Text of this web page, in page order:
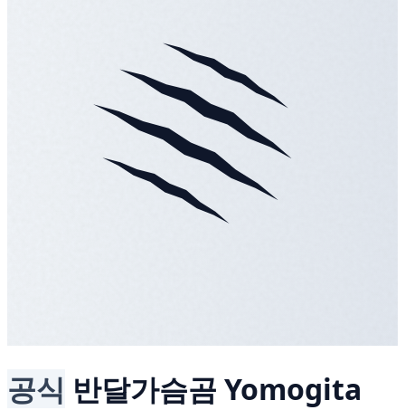
공식 반달가슴곰 Yomogita